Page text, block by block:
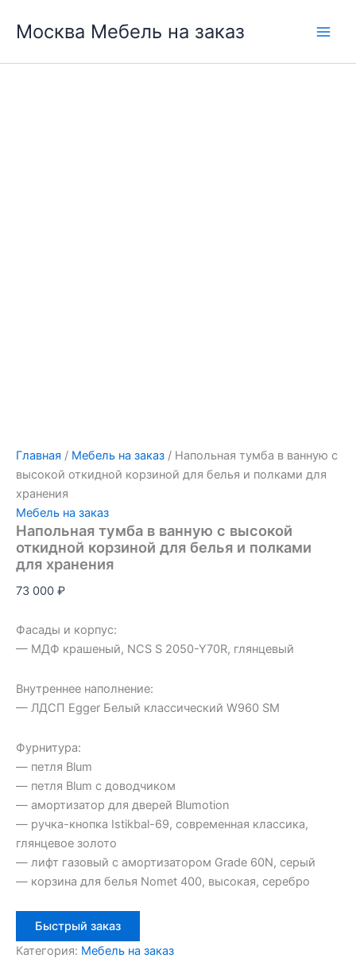
Москва Мебель на заказ
Главная / Мебель на заказ / Напольная тумба в ванную с
высокой откидной корзиной для белья и полками для
хранения
Мебель на заказ
Напольная тумба в ванную с высокой
откидной корзиной для белья и полками
для хранения
73 000 ₽
Фасады и корпус:
— МДФ крашеный, NCS S 2050-Y70R, глянцевый
Внутреннее наполнение:
— ЛДСП Egger Белый классический W960 SM
Фурнитура:
— петля Blum
— петля Blum с доводчиком
— амортизатор для дверей Blumotion
— ручка-кнопка Istikbal-69, современная классика,
глянцевое золото
— лифт газовый с амортизатором Grade 60N, серый
— корзина для белья Nomet 400, высокая, серебро
Быстрый заказ
Категория: Мебель на заказ